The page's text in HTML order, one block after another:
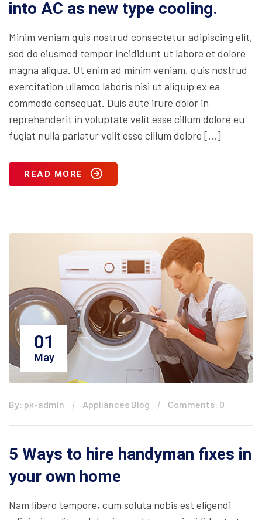
into AC as new type cooling.
Minim veniam quis nostrud consectetur adipiscing elit,
sed do eiusmod tempor incididunt ut labore et dolore
magna aliqua. Ut enim ad minim veniam, quis nostrud
exercitation ullamco laboris nisi ut aliquip ex ea
commodo consequat. Duis aute irure dolor in
reprehenderit in voluptate velit esse cillum dolore eu
fugiat nulla pariatur velit esse cillum dolore […]
READ MORE
01
May
By: pk-admin Appliances Blog Comments: 0
5 Ways to hire handyman fixes in
your own home
Nam libero tempore, cum soluta nobis est eligendi